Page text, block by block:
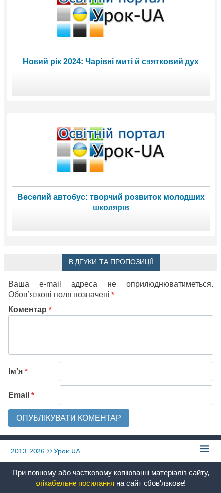
Новий рік 2024: Чарівні миті й святковий дух
Веселий автобус: творчий розвиток молодших
школярів
ВІДГУКИ ТА ПРОПОЗИЦІЇ
Ваша e-mail адреса не оприлюднюватиметься.
Обов’язкові поля позначені *
Коментар *
Ім'я *
Email *
2013-2026© Урок-UA
При повному або частковому копіюванні матеріалів сайту,
клікабельне посилання на сайт обов'язкове!